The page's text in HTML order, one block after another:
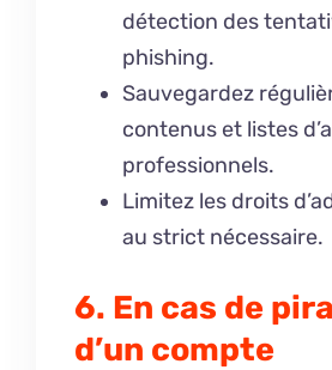
détection des
phishing.
Sauvegardez
contenus et listes
professionnels.
Limitez les droits
au strict nécessaire.
6. En cas de
d’un compte